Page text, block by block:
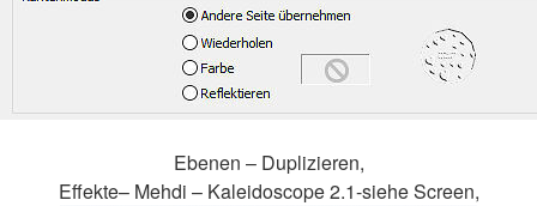
Ebenen – Duplizieren,
Effekte– Mehdi – Kaleidoscope 2.1-siehe Screen,